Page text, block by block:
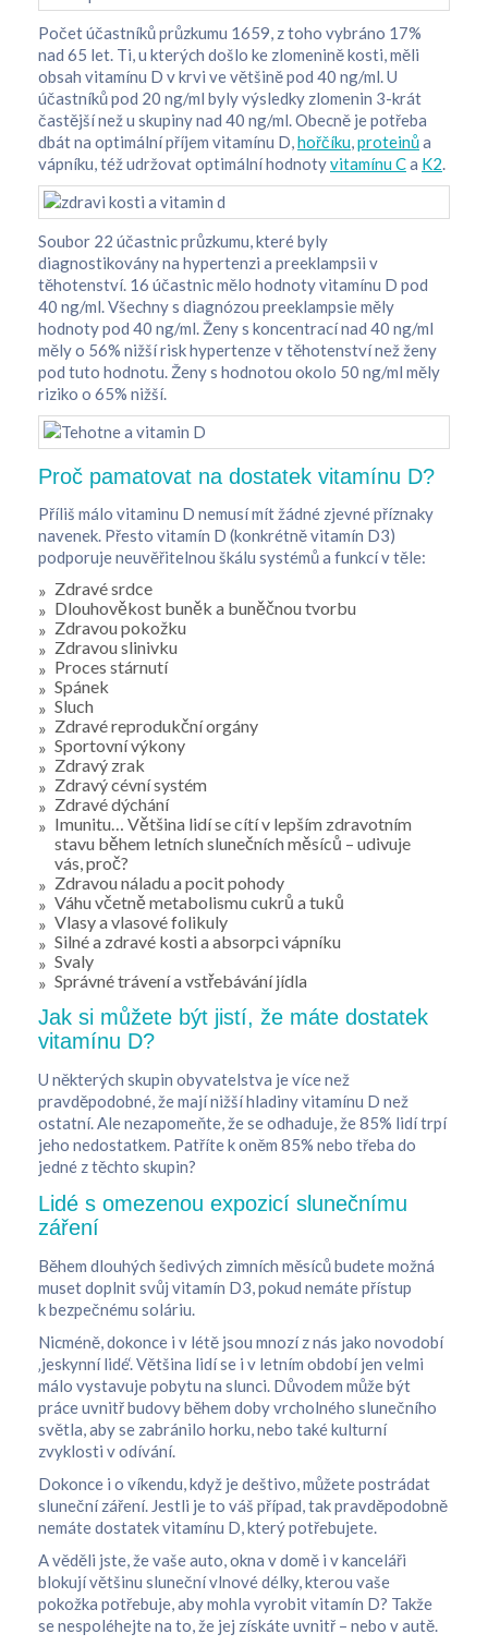
Počet účastníků průzkumu 1659, z toho vybráno 17%
nad 65 let. Ti, u kterých došlo ke zlomenině kosti, měli
obsah vitamínu D v krvi ve většině pod 40 ng/ml. U
účastníků pod 20 ng/ml byly výsledky zlomenin 3-krát
častější než u skupiny nad 40 ng/ml. Obecně je potřeba
dbát na optimální příjem vitamínu D,hořčíku,proteinůa
vápníku, též udržovat optimální hodnotyvitamínu Ca K2.
Soubor 22 účastnic průzkumu, které byly
diagnostikovány na hypertenzi a preeklampsii v
těhotenství. 16 účastnic mělo hodnoty vitamínu D pod
40 ng/ml. Všechny s diagnózou preeklampsie měly
hodnoty pod 40 ng/ml. Ženy s koncentrací nad 40 ng/ml
měly o 56% nižší risk hypertenze v těhotenství než ženy
pod tuto hodnotu. Ženy s hodnotou okolo 50 ng/ml měly
riziko o 65% nižší.
Proč pamatovat na dostatek vitamínu D?
Příliš málo vitaminu D nemusí mít žádné zjevné příznaky
navenek. Přesto vitamín D (konkrétně vitamín D3)
podporuje neuvěřitelnou škálu systémů a funkcí v těle:
Zdravé srdce
Dlouhověkost buněk a buněčnou tvorbu
Zdravou pokožku
Zdravou slinivku
Proces stárnutí
Spánek
Sluch
Zdravé reprodukční orgány
Sportovní výkony
Zdravý zrak
Zdravý cévní systém
Zdravé dýchání
Imunitu… Většina lidí se cítí v lepším zdravotním
stavu během letních slunečních měsíců – udivuje
vás, proč?
Zdravou náladu a pocit pohody
Váhu včetně metabolismu cukrů a tuků
Vlasy a vlasové folikuly
Silné a zdravé kosti a absorpci vápníku
Svaly
Správné trávení a vstřebávání jídla
Jak si můžete být jistí, že máte dostatek
vitamínu D?
U některých skupin obyvatelstva je více než
pravděpodobné, že mají nižší hladiny vitamínu D než
ostatní. Ale nezapomeňte, že se odhaduje, že 85% lidí trpí
jeho nedostatkem. Patříte k oněm 85% nebo třeba do
jedné z těchto skupin?
Lidé s omezenou expozicí slunečnímu
záření
Během dlouhých šedivých zimních měsíců budete možná
muset doplnit svůj vitamín D3, pokud nemáte přístup
k bezpečnému soláriu.
Nicméně, dokonce i v létě jsou mnozí z nás jako novodobí
‚jeskynní lidé‘. Většina lidí se i v letním období jen velmi
málo vystavuje pobytu na slunci. Důvodem může být
práce uvnitř budovy během doby vrcholného slunečního
světla, aby se zabránilo horku, nebo také kulturní
zvyklosti v odívání.
Dokonce i o víkendu, když je deštivo, můžete postrádat
sluneční záření. Jestli je to váš případ, tak pravděpodobně
nemáte dostatek vitamínu D, který potřebujete.
A věděli jste, že vaše auto, okna v domě i v kanceláři
blokují většinu sluneční vlnové délky, kterou vaše
pokožka potřebuje, aby mohla vyrobit vitamín D? Takže
se nespoléhejte na to, že jej získáte uvnitř – nebo v autě.